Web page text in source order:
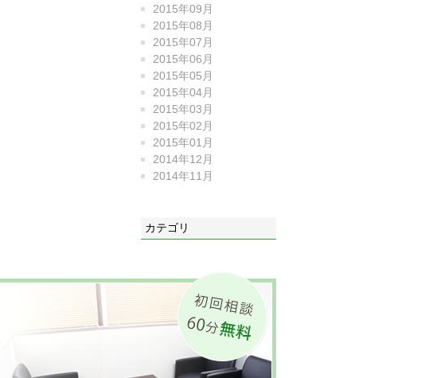
2015年09月
2015年08月
2015年07月
2015年06月
2015年05月
2015年04月
2015年03月
2015年02月
2015年01月
2014年12月
2014年11月
カテゴリ